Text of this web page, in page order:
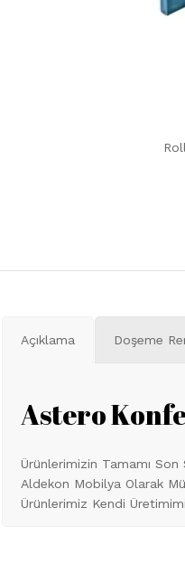
Açıklama Doşeme
Astero
Ürünlerimizin Tamamı
Aldekon Mobilya Olarak
Ürünlerimiz Kendi